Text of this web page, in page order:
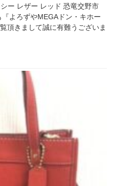
ー レザー レッド 恐竜交野市
よろずやMEGAドン・キホー
頂きまして誠に有難うございま